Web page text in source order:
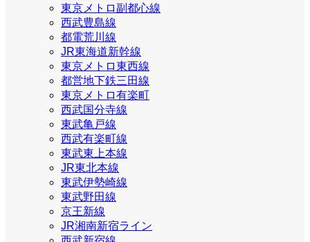
東京メトロ副都心線
西武豊島線
都電荒川線
JR東海道新幹線
東京メトロ東西線
都営地下鉄三田線
東京メトロ有楽町
西武国分寺線
東武亀戸線
西武有楽町線
東武東上本線
JR東北本線
東武伊勢崎線
東武野田線
京王新線
JR湘南新宿ライン